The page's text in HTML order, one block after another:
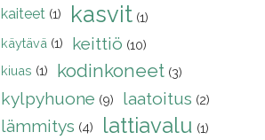
kaiteet (1) kasvit (1)
käytävä (1) keittiö (10)
kiuas (1) kodinkoneet (3)
kylpyhuone (9) laatoitus (2)
lämmitys (4) lattiavalu (1)